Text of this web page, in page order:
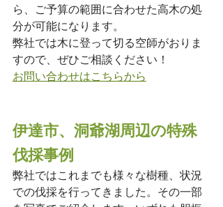
ら、ご予算の範囲に合わせた高木の処
分が可能になります。
弊社では木に登って切る空師がおりま
すので、ぜひご相談ください！
お問い合わせはこちらから
伊達市、洞爺湖周辺の特殊
伐採事例
弊社ではこれまでも様々な樹種、状況
での伐採を行ってきました。その一部